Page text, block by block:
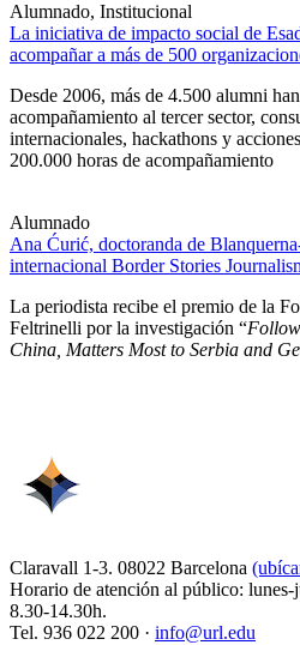
Alumnado, Institucional
La iniciativa de impacto social de
acompañar a más de 500
Desde 2006, más de 4.500 alumni
acompañamiento al tercer sector,
internacionales, hackathons y
200.000 horas de acompañamiento
Alumnado
Ana Ćurić, doctoranda de
internacional Border Stories
La periodista recibe el premio de la
Feltrinelli por la investigación “
China, Matters Most to Serbia and
Claravall 1-3. 08022 Barcelona
Horario de atención al público: lunes-
8.30-14.30h.
Tel. 936 022 200 · info@url.edu